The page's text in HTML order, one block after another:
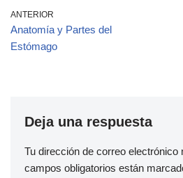
ANTERIOR
Anatomía y Partes del
Estómago
Deja una respuesta
Tu dirección de correo electrónico
campos obligatorios están